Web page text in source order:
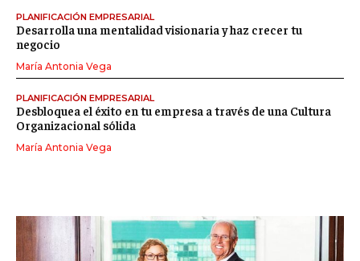
PLANIFICACIÓN EMPRESARIAL
Desarrolla una mentalidad visionaria y haz crecer tu
negocio
María Antonia Vega
PLANIFICACIÓN EMPRESARIAL
Desbloquea el éxito en tu empresa a través de una Cultura
Organizacional sólida
María Antonia Vega